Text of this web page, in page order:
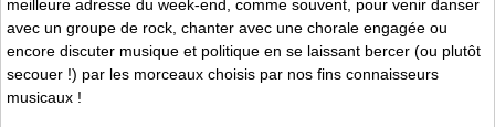
meilleure adresse du week-end, comme souvent, pour venir danser
avec un groupe de rock, chanter avec une chorale engagée ou
encore discuter musique et politique en se laissant bercer (ou plutôt
secouer !) par les morceaux choisis par nos fins connaisseurs
musicaux !